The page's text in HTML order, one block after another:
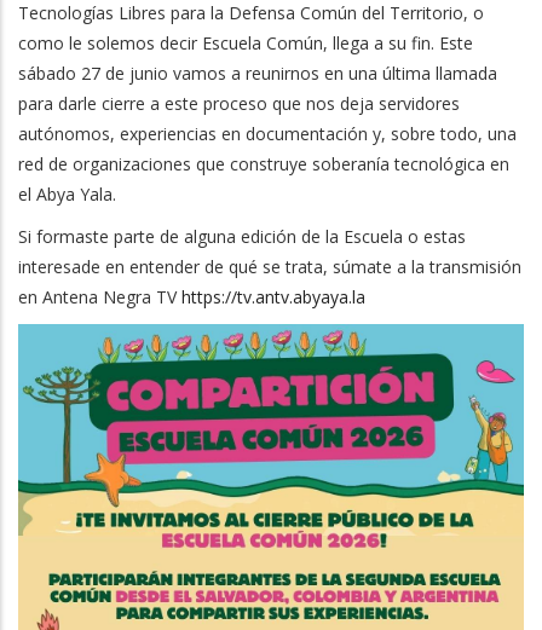
Tecnologías Libres para la Defensa Común del Territorio, o
como le solemos decir Escuela Común, llega a su fin. Este
sábado 27 de junio vamos a reunirnos en una última llamada
para darle cierre a este proceso que nos deja servidores
autónomos, experiencias en documentación y, sobre todo, una
red de organizaciones que construye soberanía tecnológica en
el Abya Yala.
Si formaste parte de alguna edición de la Escuela o estas
interesade en entender de qué se trata, súmate a la transmisión
en Antena Negra TVhttps://tv.antv.abyaya.la